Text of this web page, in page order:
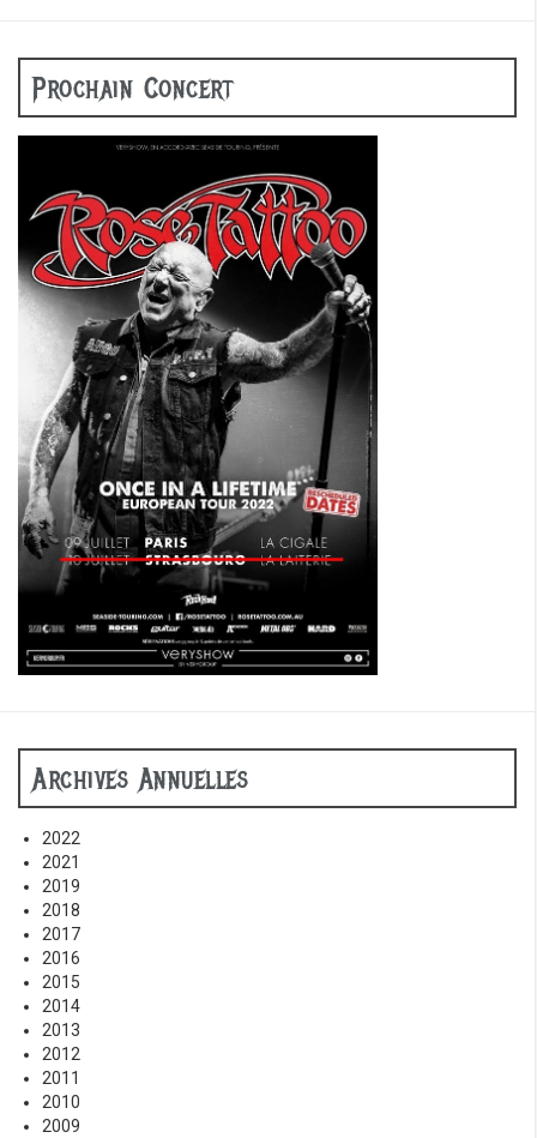
Prochain Concert
Archives Annuelles
2022
2021
2019
2018
2017
2016
2015
2014
2013
2012
2011
2010
2009